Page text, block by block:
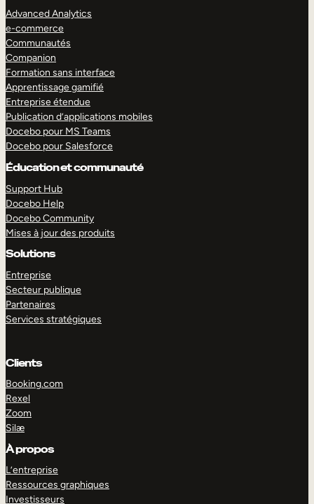
Advanced Analytics
e-commerce
Communautés
Companion
Formation sans interface
Apprentissage gamifié
Entreprise étendue
Publication d’applications mobiles
Docebo pour MS Teams
Docebo pour Salesforce
Éducation et communauté
Support Hub
Docebo Help
Docebo Community
Mises à jour des produits
Solutions
Entreprise
Secteur publique
Partenaires
Services stratégiques
Clients
Booking.com
Rexel
Zoom
Silæ
À propos
L’entreprise
Ressources graphiques
Investisseurs